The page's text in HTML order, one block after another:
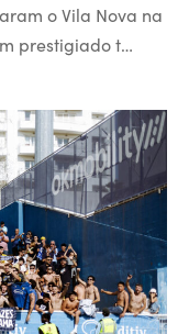
o Vila Nova na
prestigiado t…